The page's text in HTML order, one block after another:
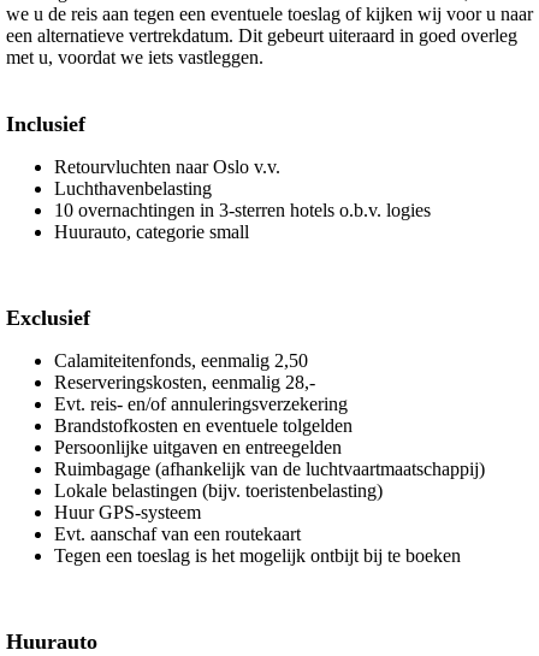
we u de reis aan tegen een eventuele toeslag of kijken wij voor u naar
een alternatieve vertrekdatum. Dit gebeurt uiteraard in goed overleg
met u, voordat we iets vastleggen.
Inclusief
Retourvluchten naar Oslo v.v.
Luchthavenbelasting
10 overnachtingen in 3-sterren hotels o.b.v. logies
Huurauto, categorie small
Exclusief
Calamiteitenfonds, eenmalig 2,50
Reserveringskosten, eenmalig 28,-
Evt. reis- en/of annuleringsverzekering
Brandstofkosten en eventuele tolgelden
Persoonlijke uitgaven en entreegelden
Ruimbagage (afhankelijk van de luchtvaartmaatschappij)
Lokale belastingen (bijv. toeristenbelasting)
Huur GPS-systeem
Evt. aanschaf van een routekaart
Tegen een toeslag is het mogelijk ontbijt bij te boeken
Huurauto